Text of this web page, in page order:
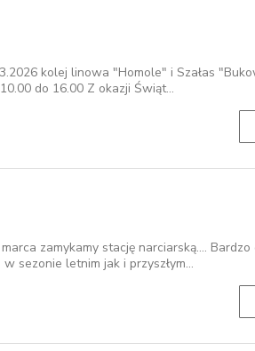
kolej linowa "Homole" i Szałas
do 16.00 Z okazji Świąt…
zamykamy stację narciarską....
sezonie letnim jak i przyszłym…